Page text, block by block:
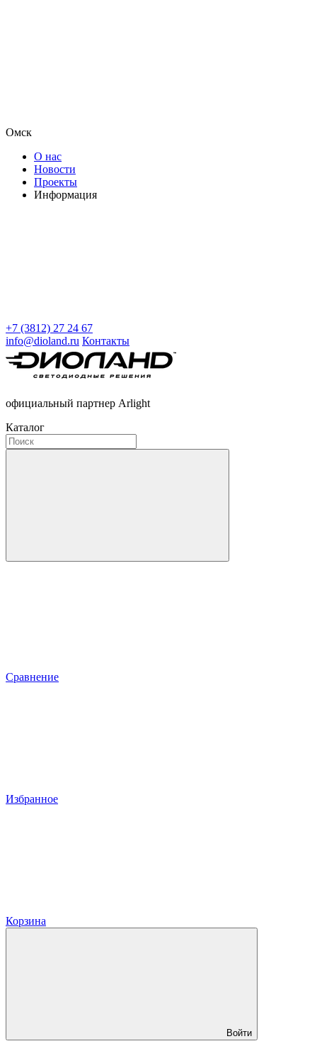
Омск
О нас
Новости
Проекты
Информация
+7 (3812) 27 24 67
info@dioland.ru Контакты
официальный партнер Arlight
Каталог
Сравнение
Избранное
Корзина
Войти